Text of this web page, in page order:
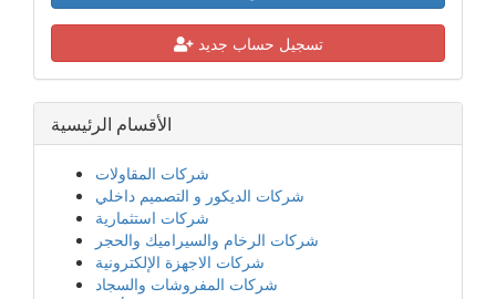
تسجيل حساب جديد
الأقسام الرئيسية
شركات المقاولات
شركات الديكور و التصميم داخلي
شركات استثمارية
شركات الرخام والسيراميك والحجر
شركات الاجهزة الإلكترونية
شركات المفروشات والسجاد